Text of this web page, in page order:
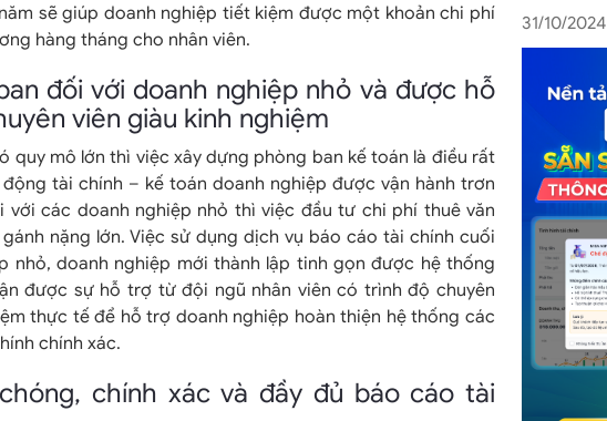
sẽ giúp doanh nghiệp tiết kiệm được một khoản chi phí
hàng tháng cho nhân viên.
đối với doanh nghiệp nhỏ và được hỗ
viên giàu kinh nghiệm
quy mô lớn thì việc xây dựng phòng ban kế toán là điều rất
tài chính – kế toán doanh nghiệp được vận hành trơn
với các doanh nghiệp nhỏ thì việc đầu tư chi phí thuê văn
nặng lớn. Việc sử dụng dịch vụ báo cáo tài chính cuối
nhỏ, doanh nghiệp mới thành lập tinh gọn được hệ thống
được sự hỗ trợ từ đội ngũ nhân viên có trình độ chuyên
thực tế để hỗ trợ doanh nghiệp hoàn thiện hệ thống các
chính xác.
chính xác và đầy đủ báo cáo tài
31/10/2024